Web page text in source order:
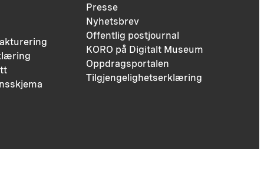
Presse
Nyhetsbrev
Offentlig postjournal
KORO på Digitalt Museum
Oppdragsportalen
Tilgjengelighetserklæring